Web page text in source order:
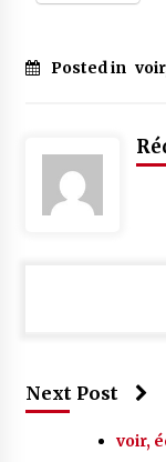
Posted in
Next Post
voir,